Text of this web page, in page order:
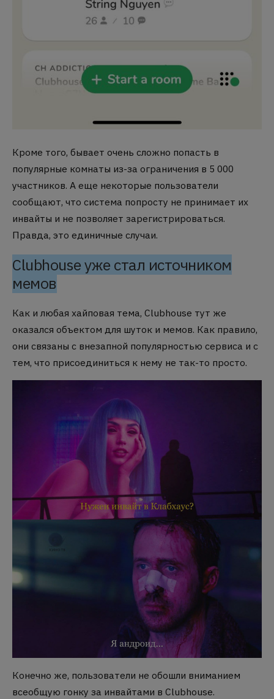
Кроме того, бывает очень сложно попасть в
популярные комнаты из-за ограничения в 5 000
участников. А еще некоторые пользователи
сообщают, что система попросту не принимает их
инвайты и не позволяет зарегистрироваться.
Правда, это единичные случаи.
Clubhouse уже стал источником
мемов
Как и любая хайповая тема, Clubhouse тут же
оказался объектом для шуток и мемов. Как правило,
они связаны с внезапной популярностью сервиса и с
тем, что присоединиться к нему не так-то просто.
Конечно же, пользователи не обошли вниманием
всеобщую гонку за инвайтами в Clubhouse.